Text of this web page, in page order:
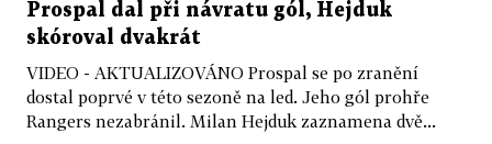
Prospal dal při návratu gól, Hejduk
skóroval dvakrát
VIDEO - AKTUALIZOVÁNO Prospal se po zranění
dostal poprvé v této sezoně na led. Jeho gól prohře
Rangers nezabránil. Milan Hejduk zaznamena dvě...